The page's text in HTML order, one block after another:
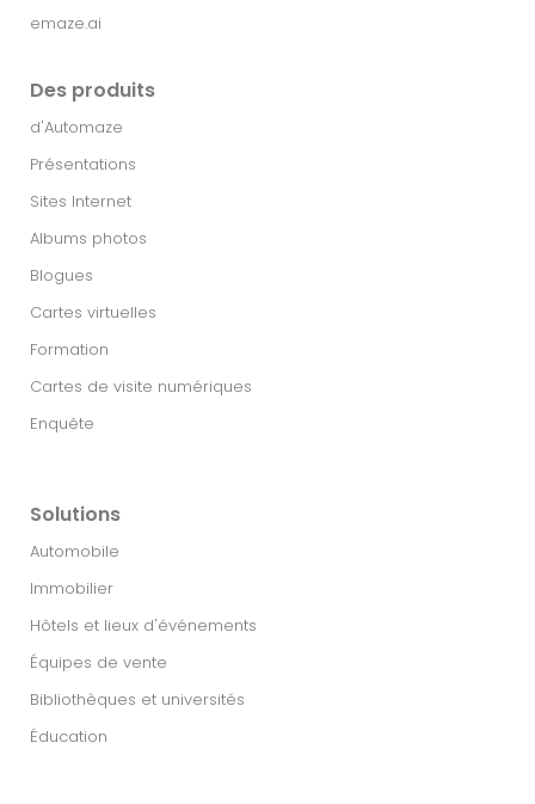
emaze.ai
Des produits
d'Automaze
Présentations
Sites Internet
Albums photos
Blogues
Cartes virtuelles
Formation
Cartes de visite numériques
Enquête
Solutions
Automobile
Immobilier​
Hôtels et lieux d'événements
Équipes de vente
Bibliothèques et universités
Éducation